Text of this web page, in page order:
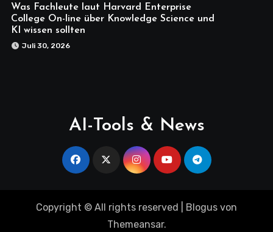
Was Fachleute laut Harvard Enterprise
College On-line über Knowledge Science und
KI wissen sollten
Juli 30, 2026
AI-Tools & News
Copyright © All rights reserved Blogus von
Themeansar.